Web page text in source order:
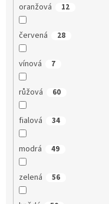
oranžová 12
červená 28
vínová 7
růžová 60
fialová 34
modrá 49
zelená 56